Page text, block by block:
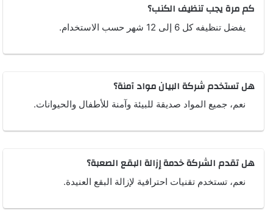
كم مرة يجب تنظيف الكنب؟
يفضل تنظيفه كل 6 إلى 12 شهر حسب الاستخدام.
هل تستخدم شركة البيان مواد آمنة؟
نعم، جميع المواد صديقة للبيئة وآمنة للأطفال والحيوانات.
هل تقدم الشركة خدمة إزالة البقع الصعبة؟
نعم، تستخدم تقنيات احترافية لإزالة البقع العنيدة.